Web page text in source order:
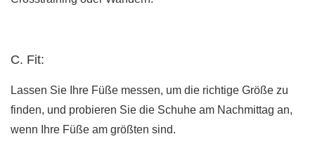
C. Fit:
Lassen Sie Ihre Füße messen, um die richtige Größe zu
finden, und probieren Sie die Schuhe am Nachmittag an,
wenn Ihre Füße am größten sind.